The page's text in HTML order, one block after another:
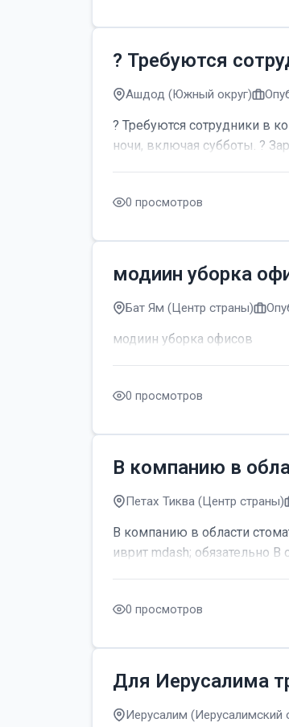
? Требуются
Ашдод (Южный округ)
? Требуются сотрудники в
ночи, включая субботы. ?
0 просмотров
модиин уборка
Бат Ям (Центр страны)
модиин уборка офисов
0 просмотров
В компанию в
Петах Тиква (Центр страны)
В компанию в области
иврит mdash; обязательно В
0 просмотров
Для Иерусалима
Иерусалим (Иерусалимский